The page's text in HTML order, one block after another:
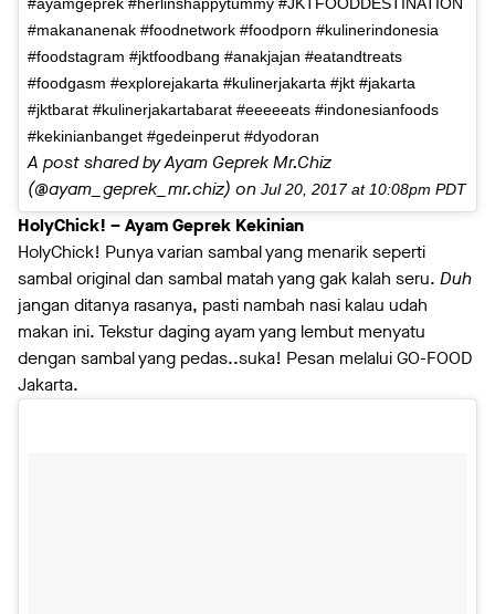
#makananenak #foodnetwork #foodporn #kulinerindonesia
#foodstagram #jktfoodbang #anakjajan #eatandtreats
#foodgasm #explorejakarta #kulinerjakarta #jkt #jakarta
#jktbarat #kulinerjakartabarat #eeeeeats #indonesianfoods
#kekinianbanget #gedeinperut #dyodoran
A post shared by Ayam Geprek Mr.Chiz
(@ayam_geprek_mr.chiz) on Jul 20, 2017 at 10:08pm PDT
HolyChick! – Ayam Geprek Kekinian
HolyChick! Punya varian sambal yang menarik seperti
sambal original dan sambal matah yang gak kalah seru. Duh
jangan ditanya rasanya, pasti nambah nasi kalau udah
makan ini. Tekstur daging ayam yang lembut menyatu
dengan sambal yang pedas..suka! Pesan melalui GO-FOOD
Jakarta.